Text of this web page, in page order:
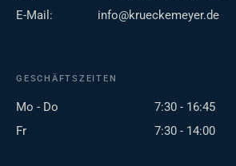
E-Mail:
info@krueckemeyer.de
GESCHÄFTSZEITEN
Mo - Do
7:30 - 16:45
Fr
7:30 - 14:00